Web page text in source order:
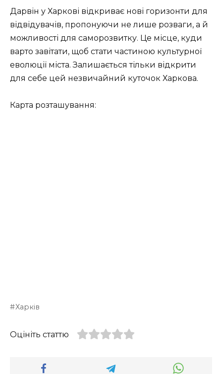
Дарвін у Харкові відкриває нові горизонти для
відвідувачів, пропонуючи не лише розваги, а й
можливості для саморозвитку. Це місце, куди
варто завітати, щоб стати частиною культурної
еволюції міста. Залишається тільки відкрити
для себе цей незвичайний куточок Харкова.
Карта розташування:
Харків
Оцініть статтю